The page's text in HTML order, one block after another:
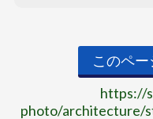
このペ
https://
photo/architecture/